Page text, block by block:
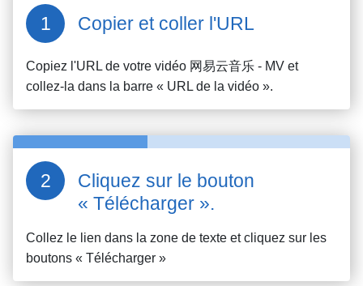
Copier et coller l'URL
Copiez l'URL de votre vidéo 网易云音乐 - MV et
collez-la dans la barre « URL de la vidéo ».
Cliquez sur le bouton
« Télécharger ».
Collez le lien dans la zone de texte et cliquez sur les
boutons « Télécharger »